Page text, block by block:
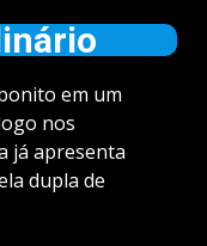
em um
nos
já apresenta
dupla de